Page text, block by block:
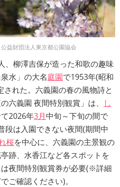
益財団法人東京都公園協会
、柳澤吉保が造った和歌の趣味
水」の大名庭園で1953年(昭和
された。六義園の春の風物詩と
六義園 夜間特別観賞」は、
し
2026年3月中旬～下旬の間で
段は入園できない夜間(期間中
桜を中心に、六義園の主景観の
跡、水香江など各スポットを
夜間特別観賞券が必要(※詳細
ご確認ください)。